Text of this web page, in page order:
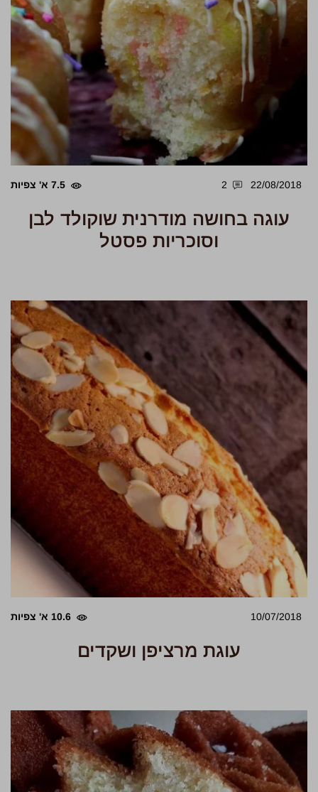
22/08/2018
2 7.5 א' צפיות
עוגה בחושה מודרנית שוקולד לבן
וסוכריות פסטל
10/07/2018 10.6 א' צפיות
עוגת מרציפן ושקדים